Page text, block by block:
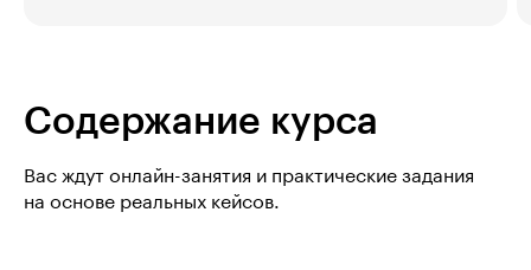
Содержание курса
Вас ждут онлайн-занятия и практические задания
на основе реальных кейсов.